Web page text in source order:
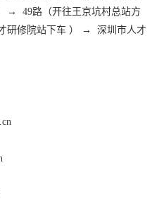
→ 49路（开往王京坑村总站方
研修院站下车 ） → 深圳市人才